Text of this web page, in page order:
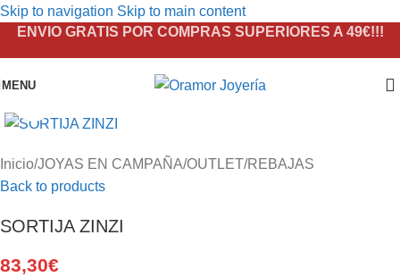
Skip to navigation Skip to main content
ENVIO GRATIS POR COMPRAS SUPERIORES A 49€!!!
MENU
Inicio/JOYAS EN CAMPAÑA/OUTLET/REBAJAS
Back to products
SORTIJA ZINZI
83,30€